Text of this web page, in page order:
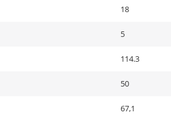
18
5
114.3
50
67,1